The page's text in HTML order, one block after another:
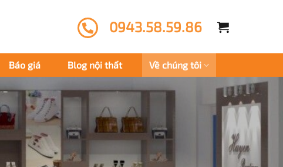
0943.58.59.86
Báo giá Blog nội thất Về chúng tôi